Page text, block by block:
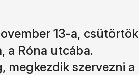
13-a, csütörtök
a Róna utcába.
megkezdik szervezni a